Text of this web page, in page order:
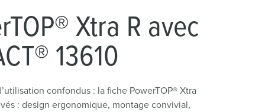
automobile
logistiques
de données
Xtra R avec
13610
confondus : la fiche PowerTOP® Xtra
: design ergonomique, montage convivial,